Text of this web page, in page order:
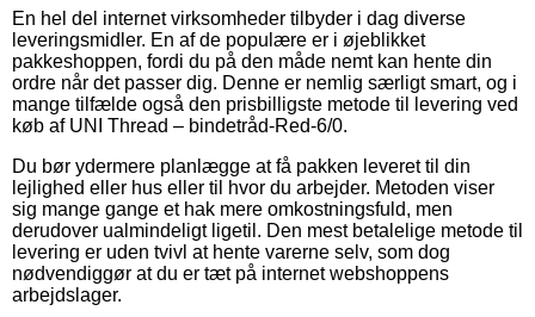
En hel del internet virksomheder tilbyder i dag diverse
leveringsmidler. En af de populære er i øjeblikket
pakkeshoppen, fordi du på den måde nemt kan hente din
ordre når det passer dig. Denne er nemlig særligt smart, og i
mange tilfælde også den prisbilligste metode til levering ved
køb af UNI Thread – bindetråd-Red-6/0.
Du bør ydermere planlægge at få pakken leveret til din
lejlighed eller hus eller til hvor du arbejder. Metoden viser
sig mange gange et hak mere omkostningsfuld, men
derudover ualmindeligt ligetil. Den mest betalelige metode til
levering er uden tvivl at hente varerne selv, som dog
nødvendiggør at du er tæt på internet webshoppens
arbejdslager.